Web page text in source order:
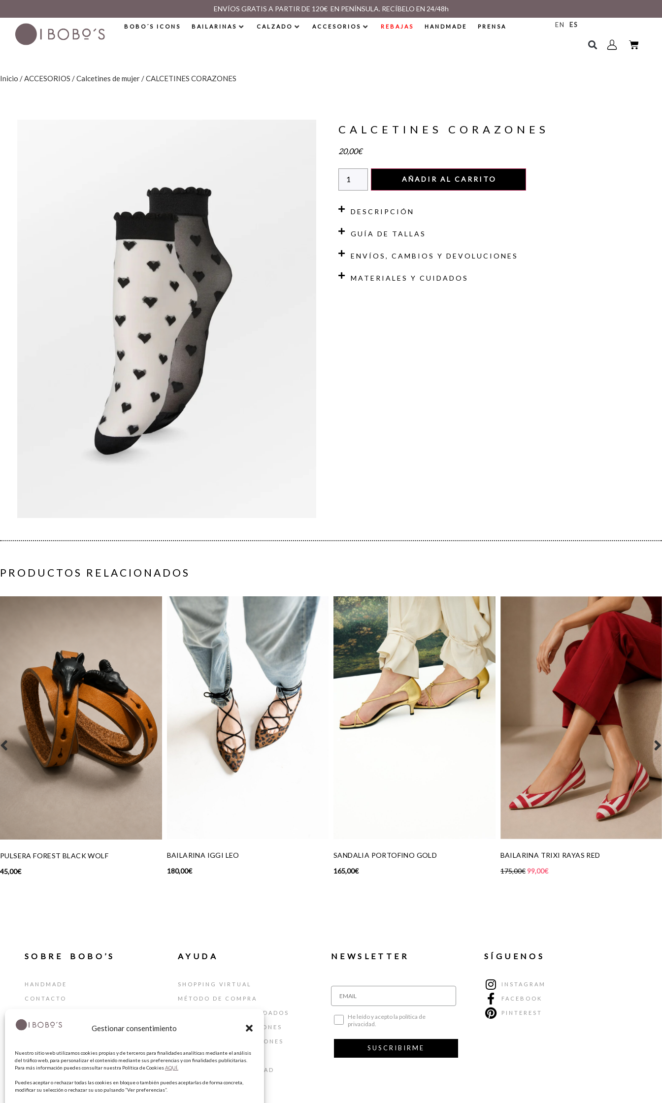
Gestionar consentimiento
Nuestro sitio web utilizamos cookies propias y de terceros para finalidades analíticas mediante el análisis
del tráfico web, para personalizar el contenido mediante sus preferencias y con finalidades publicitarias.
Para más información puedes consultar nuestra Política de CookiesAQUÍ.
Puedes aceptar o rechazar todas las cookies en bloque o también puedes aceptarlas de forma concreta,
modificar su selección o rechazar su uso pulsando “Ver preferencias”.
ENVÍOS GRATIS A PARTIR DE 120€ EN PENÍNSULA. RECÍBELO EN 24/48h
BOBO´S ICONS BAILARINAS CALZADO ACCESORIOS REBAJAS HANDMADE PRENSA EN ES
Inicio /ACCESORIOS /Calcetines de mujer/ CALCETINES CORAZONES
CALCETINES CORAZONES
20,00€
AÑADIR AL CARRITO
DESCRIPCIÓN
GUÍA DE TALLAS
ENVÍOS, CAMBIOS Y DEVOLUCIONES
MATERIALES Y CUIDADOS
PRODUCTOS RELACIONADOS
BAILARINA IGGI LEO
180,00
SANDALIA PORTOFINO GOLD
165,00€
BAILARINA TRIXI RAYAS RED
175,00€
GAFAS GRADUADAS AUDREY BEIGE
55,00€
SOBRE BOBO’S
HANDMADE
CONTACTO
TARJETA REGALO
AYUDA
SHOPPING VIRTUAL
MÉTODO DE COMPRA
GUÍA DE TALLAS Y CUIDADOS
CAMBIOS Y DEVOLUCIONES
TÉRMINIOS Y CONDICIONES
AVISO LEGAL
POLÍTICA DE PRIVACIDAD
POLÍTICA DE COOKIES
NEWSLETTER
He leído y acepto la política de
privacidad.
SUSCRIBIRME
SÍGUENOS
INSTAGRAM
FACEBOOK
PINTEREST